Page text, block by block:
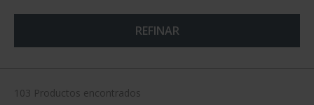
REFINAR
103 Productos encontrados